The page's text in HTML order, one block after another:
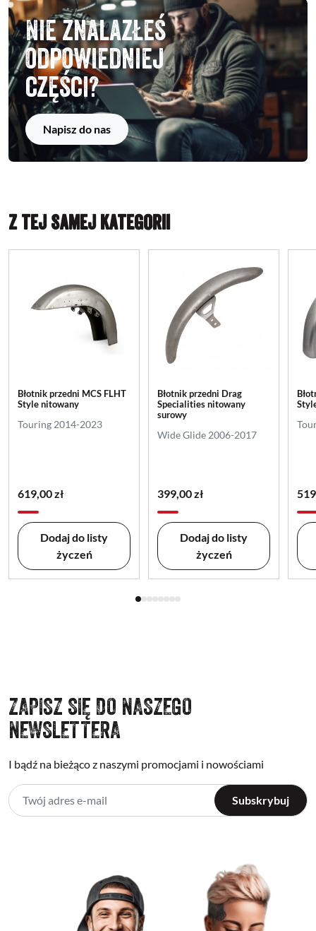
Nie znalazłeś
odpowiedniej
części?
Napisz do nas
Z TEJ SAMEJ KATEGORII
Błotnik przedni MCS FLHT
Style nitowany
Touring 2014-2023
619,00 zł
Dodaj do listy
życzeń
Błotnik przedni Drag
Specialities nitowany
surowy
Wide Glide 2006-2017
399,00 zł
Dodaj do listy
życzeń
ZAPISZ SIĘ DO NASZEGO
NEWSLETTERA
I bądź na bieżąco z naszymi promocjami i nowościami